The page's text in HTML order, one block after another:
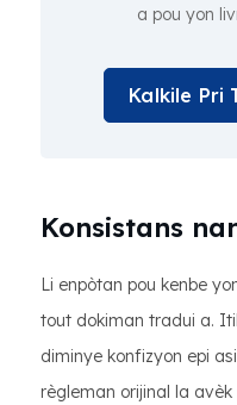
a pou yon
Kalkile Pri
Konsistans
Li enpòtan pou kenbe
tout dokiman tradui a.
diminye konfizyon epi
règleman orijinal la